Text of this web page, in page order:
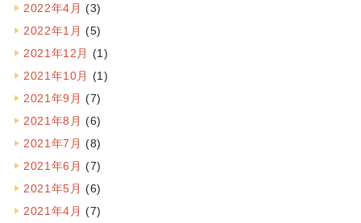
2022年4月 (3)
2022年1月 (5)
2021年12月 (1)
2021年10月 (1)
2021年9月 (7)
2021年8月 (6)
2021年7月 (8)
2021年6月 (7)
2021年5月 (6)
2021年4月 (7)